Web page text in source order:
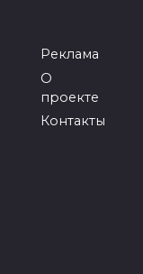
Реклама
О
проекте
Контакты